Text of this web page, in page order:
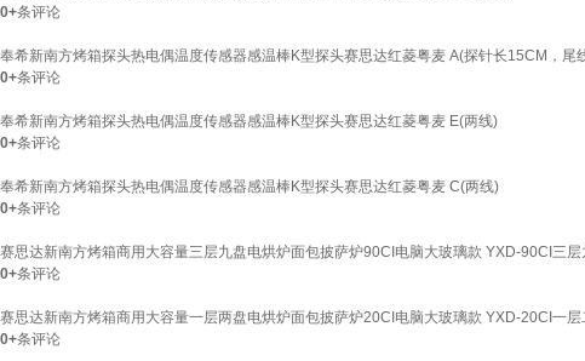
0+条评论
奉希新南方烤箱探头热电偶温度传感器感温棒K型探头赛思达红菱粤麦 A(探针长15CM，尾
0+条评论
奉希新南方烤箱探头热电偶温度传感器感温棒K型探头赛思达红菱粤麦 E(两线)
0+条评论
奉希新南方烤箱探头热电偶温度传感器感温棒K型探头赛思达红菱粤麦 C(两线)
0+条评论
赛思达新南方烤箱商用大容量三层九盘电烘炉面包披萨炉90CI电脑大玻璃款 YXD-90CI三
0+条评论
赛思达新南方烤箱商用大容量一层两盘电烘炉面包披萨炉20CI电脑大玻璃款 YXD-20CI一
0+条评论